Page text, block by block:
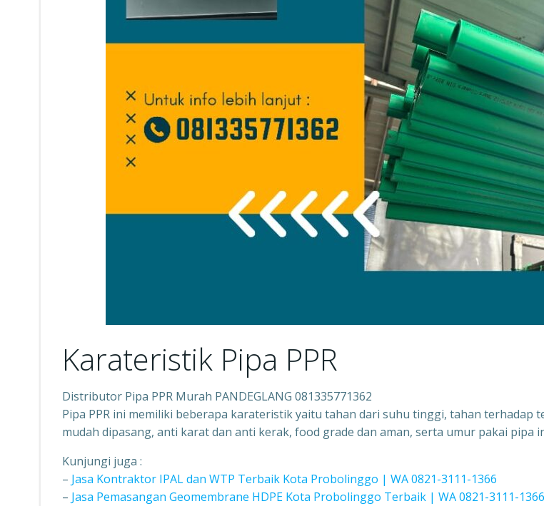
Karateristik Pipa PPR
Distributor Pipa PPR Murah PANDEGLANG 081335771362
Pipa PPR ini memiliki beberapa karateristik yaitu tahan dari suhu tinggi, tahan terhadap
mudah dipasang, anti karat dan anti kerak, food grade dan aman, serta umur pakai pipa
Kunjungi juga :
– Jasa Kontraktor IPAL dan WTP Terbaik Kota Probolinggo | WA 0821-3111-1366
– Jasa Pemasangan Geomembrane HDPE Kota Probolinggo Terbaik | WA 0821-3111-1366